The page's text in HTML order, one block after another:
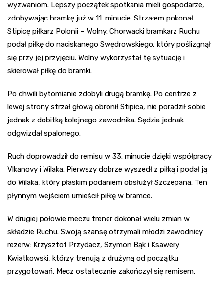
wyzwaniom. Lepszy początek spotkania mieli gospodarze,
zdobywając bramkę już w 11. minucie. Strzałem pokonał
Stipicę piłkarz Polonii – Wolny. Chorwacki bramkarz Ruchu
podał piłkę do naciskanego Swędrowskiego, który poślizgnął
się przy jej przyjęciu. Wolny wykorzystał tę sytuację i
skierował piłkę do bramki.
Po chwili bytomianie zdobyli drugą bramkę. Po centrze z
lewej strony strzał głową obronił Stipica, nie poradził sobie
jednak z dobitką kolejnego zawodnika. Sędzia jednak
odgwizdał spalonego.
Ruch doprowadził do remisu w 33. minucie dzięki współpracy
Vlkanovy i Wilaka. Pierwszy dobrze wyszedł z piłką i podał ją
do Wilaka, który płaskim podaniem obsłużył Szczepana. Ten
płynnym wejściem umieścił piłkę w bramce.
W drugiej połowie meczu trener dokonał wielu zmian w
składzie Ruchu. Swoją szansę otrzymali młodzi zawodnicy
rezerw: Krzysztof Przydacz, Szymon Bąk i Ksawery
Kwiatkowski, którzy trenują z drużyną od początku
przygotowań. Mecz ostatecznie zakończył się remisem.